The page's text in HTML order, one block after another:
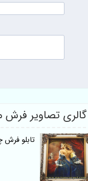
گالری تصاویر فرش
تابلو فرش